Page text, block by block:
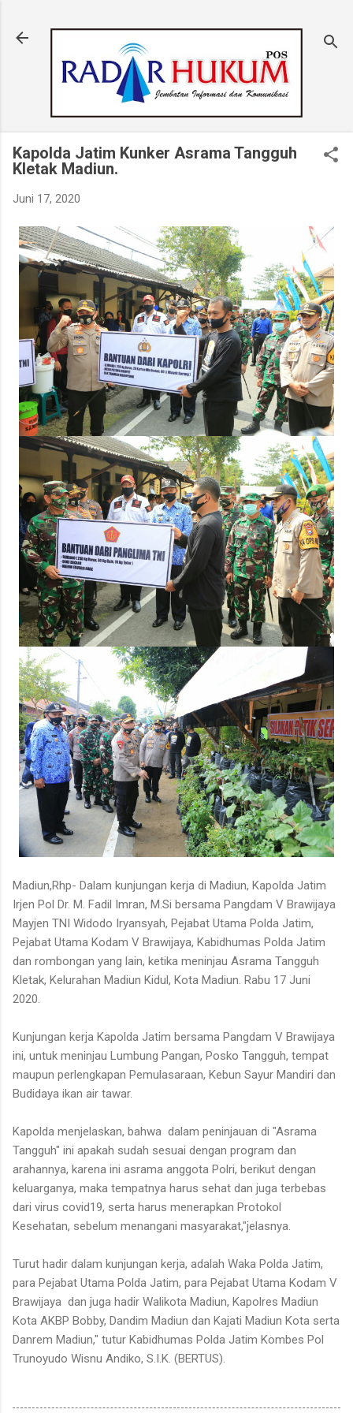
Kapolda Jatim Kunker Asrama Tangguh
Kletak Madiun.
Juni 17, 2020
Madiun,Rhp- Dalam kunjungan kerja di Madiun, Kapolda Jatim
Irjen Pol Dr. M. Fadil Imran, M.Si bersama Pangdam V Brawijaya
Mayjen TNI Widodo Iryansyah, Pejabat Utama Polda Jatim,
Pejabat Utama Kodam V Brawijaya, Kabidhumas Polda Jatim
dan rombongan yang lain, ketika meninjau Asrama Tangguh
Kletak, Kelurahan Madiun Kidul, Kota Madiun. Rabu 17 Juni
2020.
Kunjungan kerja Kapolda Jatim bersama Pangdam V Brawijaya
ini, untuk meninjau Lumbung Pangan, Posko Tangguh, tempat
maupun perlengkapan Pemulasaraan, Kebun Sayur Mandiri dan
Budidaya ikan air tawar.
Kapolda menjelaskan, bahwa dalam peninjauan di "Asrama
Tangguh" ini apakah sudah sesuai dengan program dan
arahannya, karena ini asrama anggota Polri, berikut dengan
keluarganya, maka tempatnya harus sehat dan juga terbebas
dari virus covid19, serta harus menerapkan Protokol
Kesehatan, sebelum menangani masyarakat,"jelasnya.
Turut hadir dalam kunjungan kerja, adalah Waka Polda Jatim,
para Pejabat Utama Polda Jatim, para Pejabat Utama Kodam V
Brawijaya dan juga hadir Walikota Madiun, Kapolres Madiun
Kota AKBP Bobby, Dandim Madiun dan Kajati Madiun Kota serta
Danrem Madiun," tutur Kabidhumas Polda Jatim Kombes Pol
Trunoyudo Wisnu Andiko, S.I.K. (BERTUS).